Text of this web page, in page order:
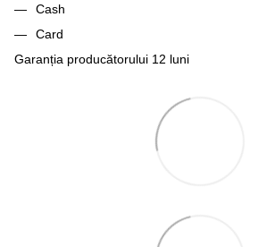
Cash
Card
Garanția producătorului 12 luni